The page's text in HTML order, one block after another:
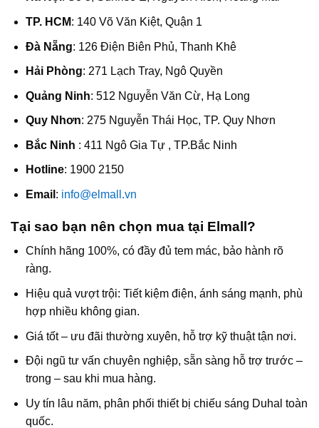
TP. HCM: 140 Võ Văn Kiệt, Quận 1
Đà Nẵng: 126 Điện Biên Phủ, Thanh Khê
Hải Phòng: 271 Lạch Tray, Ngô Quyền
Quảng Ninh: 512 Nguyễn Văn Cừ, Hạ Long
Quy Nhơn: 275 Nguyễn Thái Học, TP. Quy Nhơn
Bắc Ninh : 411 Ngô Gia Tự , TP.Bắc Ninh
Hotline: 1900 2150
Email : info@elmall.vn
Tại sao bạn nên chọn mua tại Elmall?
Chính hãng 100%, có đầy đủ tem mác, bảo hành rõ
ràng.
Hiệu quả vượt trội: Tiết kiệm điện, ánh sáng mạnh, phù
hợp nhiều không gian.
Giá tốt – ưu đãi thường xuyên, hỗ trợ kỹ thuật tận nơi.
Đội ngũ tư vấn chuyên nghiệp, sẵn sàng hỗ trợ trước –
trong – sau khi mua hàng.
Uy tín lâu năm, phân phối thiết bị chiếu sáng Duhal toàn
quốc.